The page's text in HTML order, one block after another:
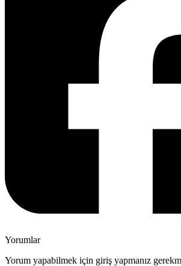
Yorumlar
Yorum yapabilmek için giriş yapmanız